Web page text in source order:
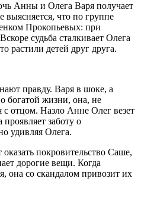
Анны и Олега Варя получает
выясняется, что по группе
Прокопьевых: при
судьба сталкивает Олега
растили детей друг друга.
правду. Варя в шоке, а
богатой жизни, она, не
с отцом. Назло Анне Олег везет
заботу о
удивляя Олега.
покровительство Саше,
дорогие вещи. Когда
она со скандалом привозит их